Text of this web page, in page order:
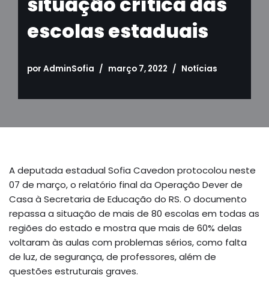
escolas estaduais
por AdminSofia março 7, 2022 Notícias
A deputada estadual Sofia Cavedon protocolou neste
07 de março, o relatório final da Operação Dever de
Casa à Secretaria de Educação do RS. O documento
repassa a situação de mais de 80 escolas em todas as
regiões do estado e mostra que mais de 60% delas
voltaram às aulas com problemas sérios, como falta
de luz, de segurança, de professores, além de
questões estruturais graves.